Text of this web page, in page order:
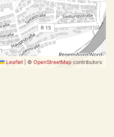
Leaflet © OpenStreetMap contributors